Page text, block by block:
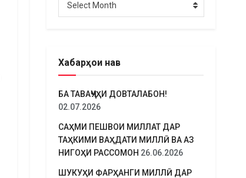
Select Month
Хабарҳои нав
БА ТАВАҶҶУҲИ ДОВТАЛАБОН!
02.07.2026
САҲМИ ПЕШВОИ МИЛЛАТ ДАР
ТАҲКИМИ ВАҲДАТИ МИЛЛӢ ВА АЗ
НИГОҲИ РАССОМОН 26.06.2026
ШУКУҲИ ФАРҲАНГИ МИЛЛӢ ДАР